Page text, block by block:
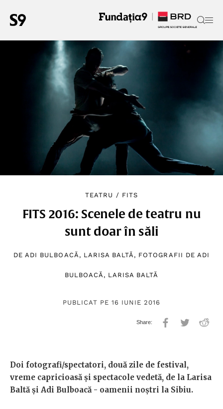
TEATRU / FITS
FITS 2016: Scenele de teatru nu
sunt doar în săli
DEADI BULBOACĂ , LARISA BALTĂ , FOTOGRAFII DE ADI
BULBOACĂ , LARISA BALTĂ
PUBLICAT PE 16 IUNIE 2016
Doi fotografi/spectatori, două zile de festival,
vreme capricioasă și spectacole vedetă, de la Larisa
Baltă și Adi Bulboacă - oamenii noștri la Sibiu.